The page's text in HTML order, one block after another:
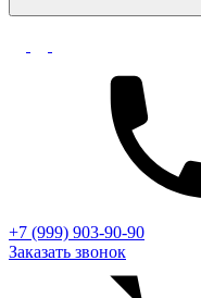
+7 (999) 903-90-90
Заказать звонок